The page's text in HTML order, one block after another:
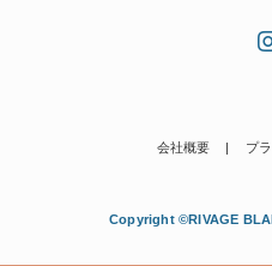
会社概要 プ
Copyright ©RIVAGE